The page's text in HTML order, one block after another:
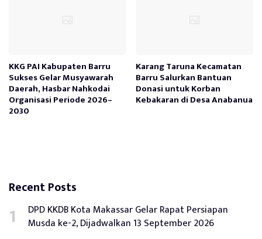
KKG PAI Kabupaten Barru
Sukses Gelar Musyawarah
Daerah, Hasbar Nahkodai
Organisasi Periode 2026–
2030
Karang Taruna Kecamatan
Barru Salurkan Bantuan
Donasi untuk Korban
Kebakaran di Desa Anabanua
Recent Posts
DPD KKDB Kota Makassar Gelar Rapat Persiapan
Musda ke-2, Dijadwalkan 13 September 2026